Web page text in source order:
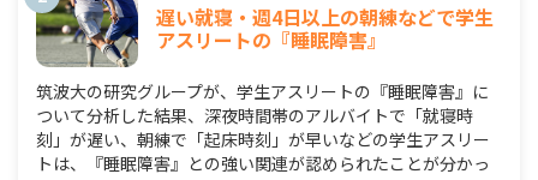
遅い就寝・週4日以上の朝練などで学生
アスリートの『睡眠障害』
筑波大の研究グループが、学生アスリートの『睡眠障害』に
ついて分析した結果、深夜時間帯のアルバイトで「就寝時
刻」が遅い、朝練で「起床時刻」が早いなどの学生アスリー
トは、『睡眠障害』との強い関連が認められたことが分かっ